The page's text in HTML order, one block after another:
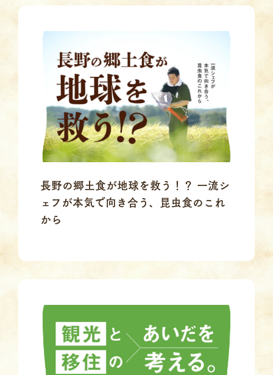
長野の郷土食が地球を救う！？ 一流シ
ェフが本気で向き合う、昆虫食のこれ
から